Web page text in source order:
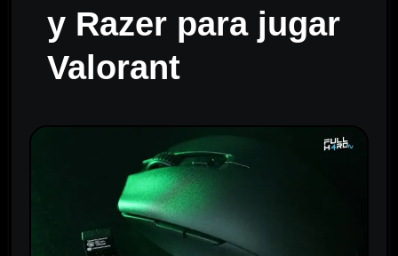
y Razer para jugar
Valorant